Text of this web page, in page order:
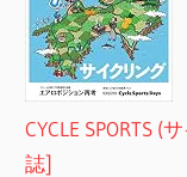
CYCLE SPORTS
誌]